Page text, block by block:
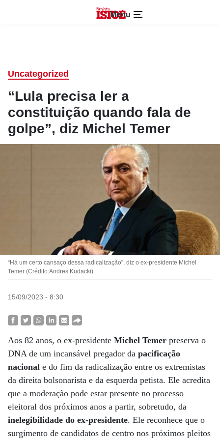
Menu
Uncategorized
“Lula precisa ler a
constituição quando fala de
golpe”, diz Michel Temer
“Há um certo cansaço dessa radicalização”, diz o ex-presidente Michel
Temer (Crédito:Andres Kudacki)
15/09/2023 - 8:30
Aos 82 anos, o ex-presidente Michel Temer preserva o
DNA de um incansável pregador da pacificação
nacional e do fim da radicalização entre os extremistas
da direita bolsonarista e da esquerda petista. Ele acredita
que a moderação pode estar presente no processo
eleitoral dos próximos anos a partir, sobretudo, da
inelegibilidade do ex-presidente. Ele reconhece que o
surgimento de candidatos de centro nos próximos pleitos